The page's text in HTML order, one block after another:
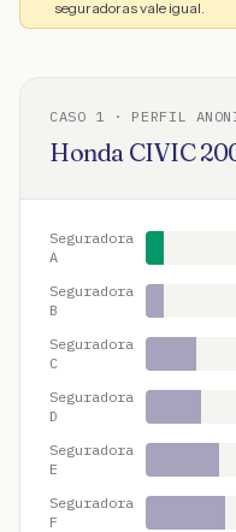
seguradoras vale igual.
CASO 1 · PERFIL
Honda CIVIC
Seguradora
A
Seguradora
B
Seguradora
C
Seguradora
D
Seguradora
E
Seguradora
F